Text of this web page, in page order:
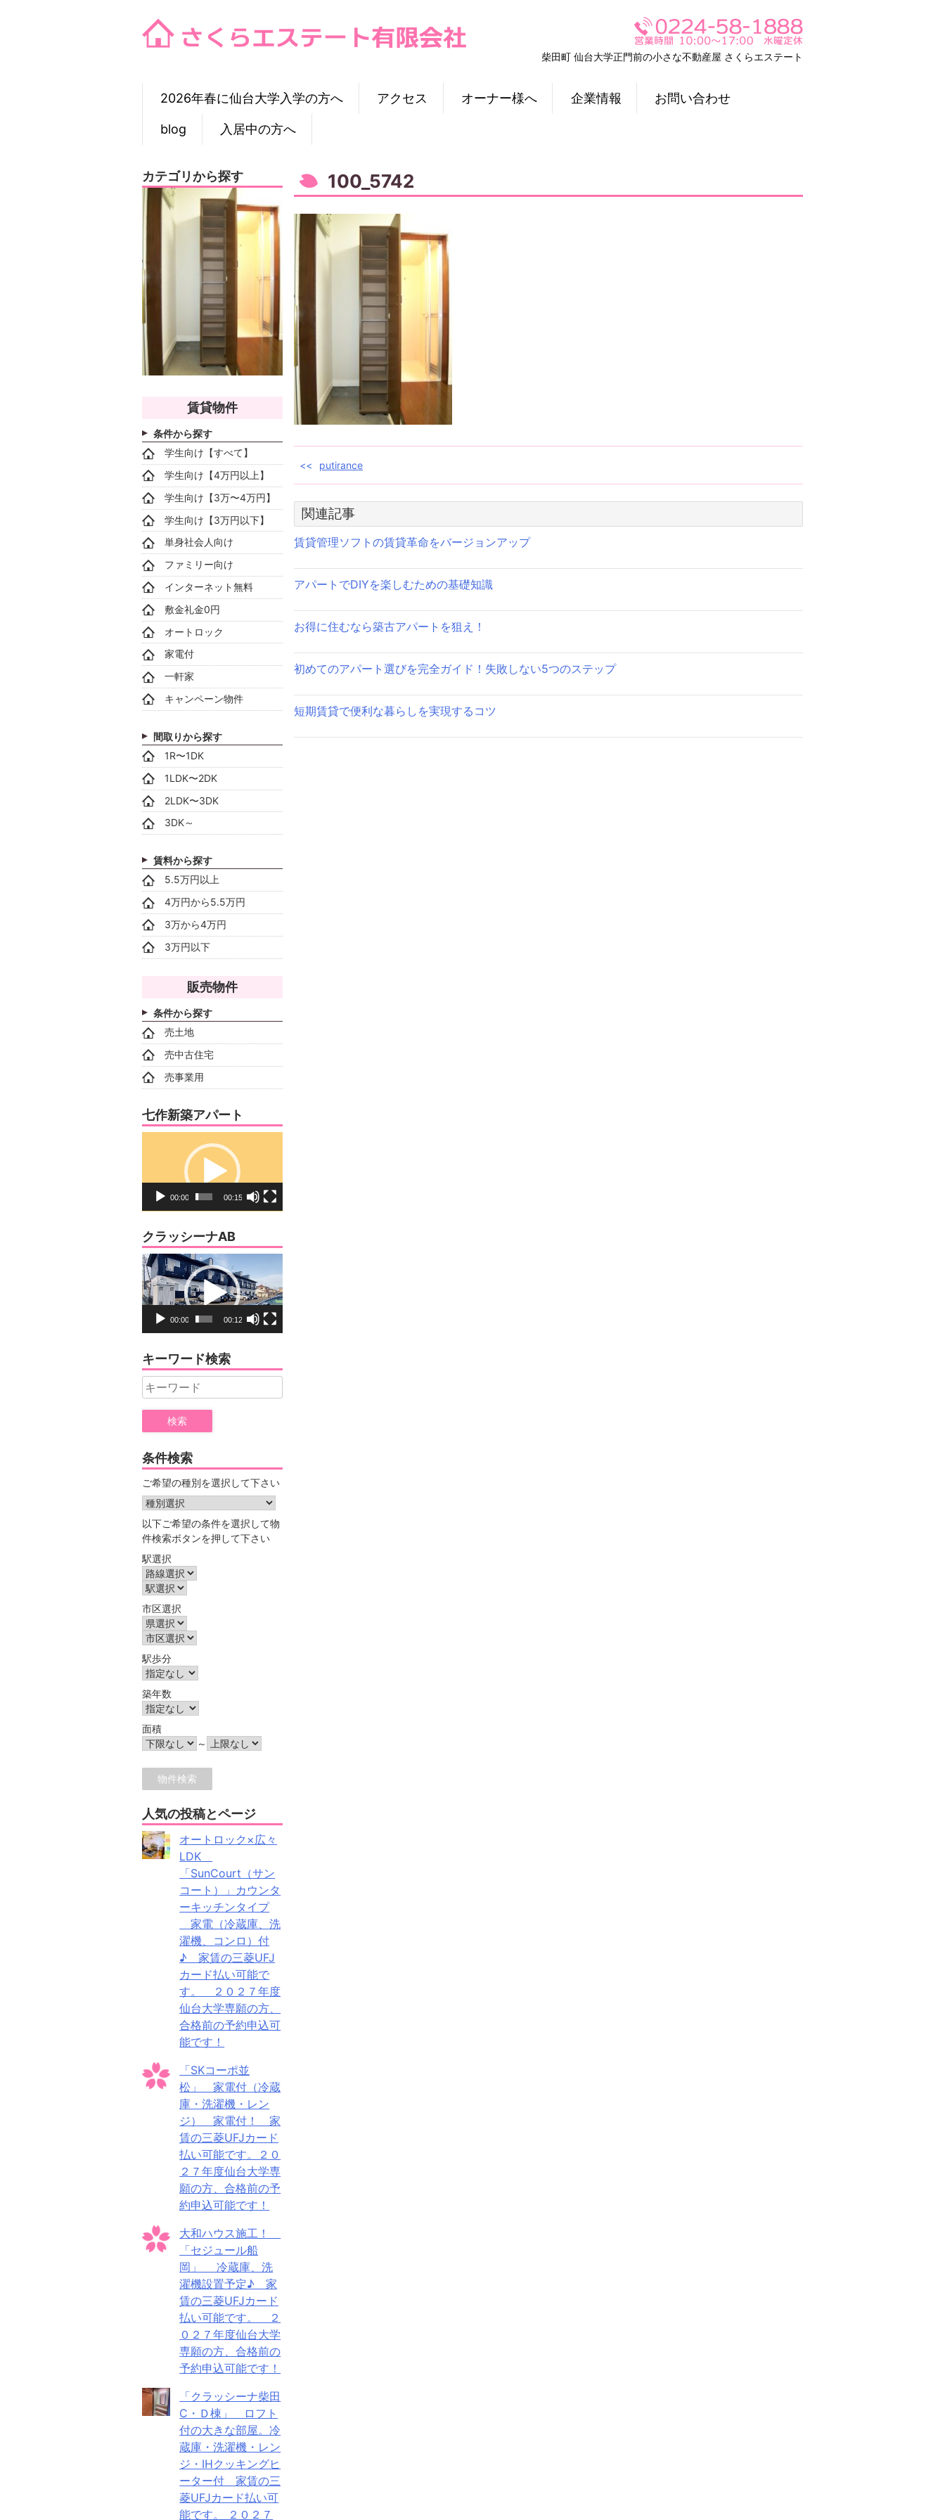
柴田町 仙台大学正門前の小さな不動産屋 さくらエステート
2026年春に仙台大学入学の方へ アクセス オーナー様へ 企業情報 お問い合わせ
blog 入居中の方へ
100_5742
投
ナ
ビ
ゲ
シ
ン
putirance
関連記事
賃貸管理ソフトの賃貸革命をバージョンアップ
アパートでDIYを楽しむための基礎知識
お得に住むなら築古アパートを狙え！
初めてのアパート選びを完全ガイド！失敗しない5つのステップ
短期賃貸で便利な暮らしを実現するコツ
カテゴリから探す
賃貸物件
条件から探す
学生向け【すべて】
学生向け【4万円以上】
学生向け【3万〜4万円】
学生向け【3万円以下】
単身社会人向け
ファミリー向け
インターネット無料
敷金礼金0円
オートロック
家電付
一軒家
キャンペーン物件
間取りから探す
1R〜1DK
1LDK〜2DK
2LDK〜3DK
3DK～
賃料から探す
5.5万円以上
4万円から5.5万円
3万から4万円
3万円以下
販売物件
条件から探す
売土地
売中古住宅
売事業用
七作新築アパート
ー
00:00 00:15
クラッシーナAB
動
画
プ
ー
00:00 00:12
キーワード検索
Search
for:
条件検索
ご希望の種別を選択して下さい
以下ご希望の条件を選択して物
件検索ボタンを押して下さい
駅選択
市区選択
駅歩分
築年数
面積
～
人気の投稿とページ
オートロック×広々
LDK
「SunCourt（サン
コート）」カウンタ
ーキッチンタイプ
家電（冷蔵庫、洗
濯機、コンロ）付
♪ 家賃の三菱UFJ
カード払い可能で
す。 ２０２７年度
仙台大学専願の方、
合格前の予約申込可
能です！
「SKコーポ並
松」 家電付（冷蔵
庫・洗濯機・レン
ジ） 家電付！ 家
賃の三菱UFJカード
払い可能です。２０
２７年度仙台大学専
願の方、合格前の予
約申込可能です！
大和ハウス施工！
「セジュール船
岡」 冷蔵庫、洗
濯機設置予定♪ 家
賃の三菱UFJカード
払い可能です。 ２
０２７年度仙台大学
専願の方、合格前の
予約申込可能です！
「クラッシーナ柴田
C・Ｄ棟」 ロフト
付の大きな部屋。冷
蔵庫・洗濯機・レン
ジ・IHクッキングヒ
ーター付 家賃の三
菱UFJカード払い可
能です。 ２０２７